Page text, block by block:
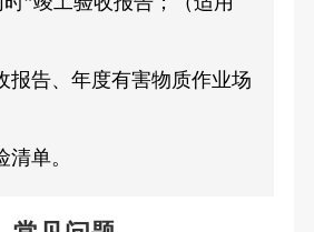
报告、年度有害物质作业场
清单。